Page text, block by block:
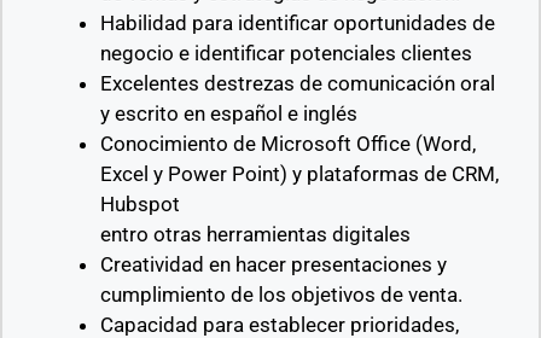
Habilidad para identificar oportunidades de
negocio e identificar potenciales clientes
Excelentes destrezas de comunicación oral
y escrito en español e inglés
Conocimiento de Microsoft Office (Word,
Excel y Power Point) y plataformas de CRM,
Hubspot
entro otras herramientas digitales
Creatividad en hacer presentaciones y
cumplimiento de los objetivos de venta.
Capacidad para establecer prioridades,